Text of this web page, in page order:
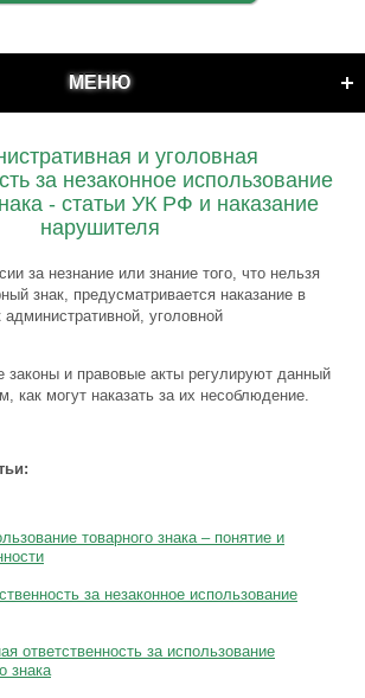
МЕНЮ
и уголовная
за незаконное использование
- статьи УК РФ и наказание
нарушителя
за незнание или знание того, что нельзя
знак, предусматривается наказание в
уголовной
законы и правовые акты регулируют данный
как могут наказать за их несоблюдение.
товарного знака – понятие и
за незаконное использование
ответственность за использование
знака